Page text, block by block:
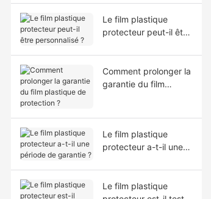
Le film plastique
protecteur peut-il être
Comment prolonger la
garantie du film
Le film plastique
protecteur a-t-il une
Le film plastique